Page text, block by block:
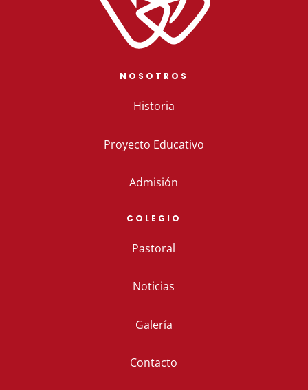
NOSOTROS
Historia
Proyecto Educativo
Admisión
COLEGIO
Pastoral
Noticias
Galería
Contacto